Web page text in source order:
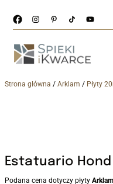
Strona główna / Arklam / Płyty
Estatuario
Podana cena dotyczy płyty Arklam